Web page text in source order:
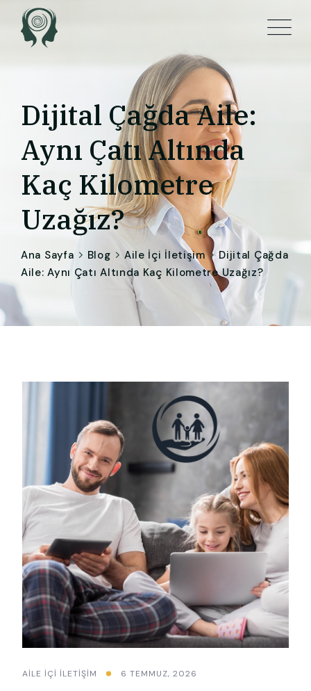
Dijital Çağda Aile:
Aynı Çatı Altında
Kaç Kilometre
Uzağız?
Ana Sayfa Blog Aile İçi İletişim
Dijital Çağda
Aile: Aynı Çatı Altında Kaç Kilometre Uzağız?
AILE İÇI İLETIŞIM 6 TEMMUZ, 2026